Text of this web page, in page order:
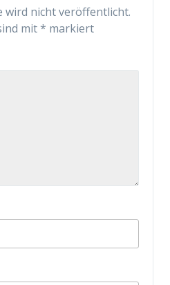
wird nicht veröffentlicht.
mit* markiert